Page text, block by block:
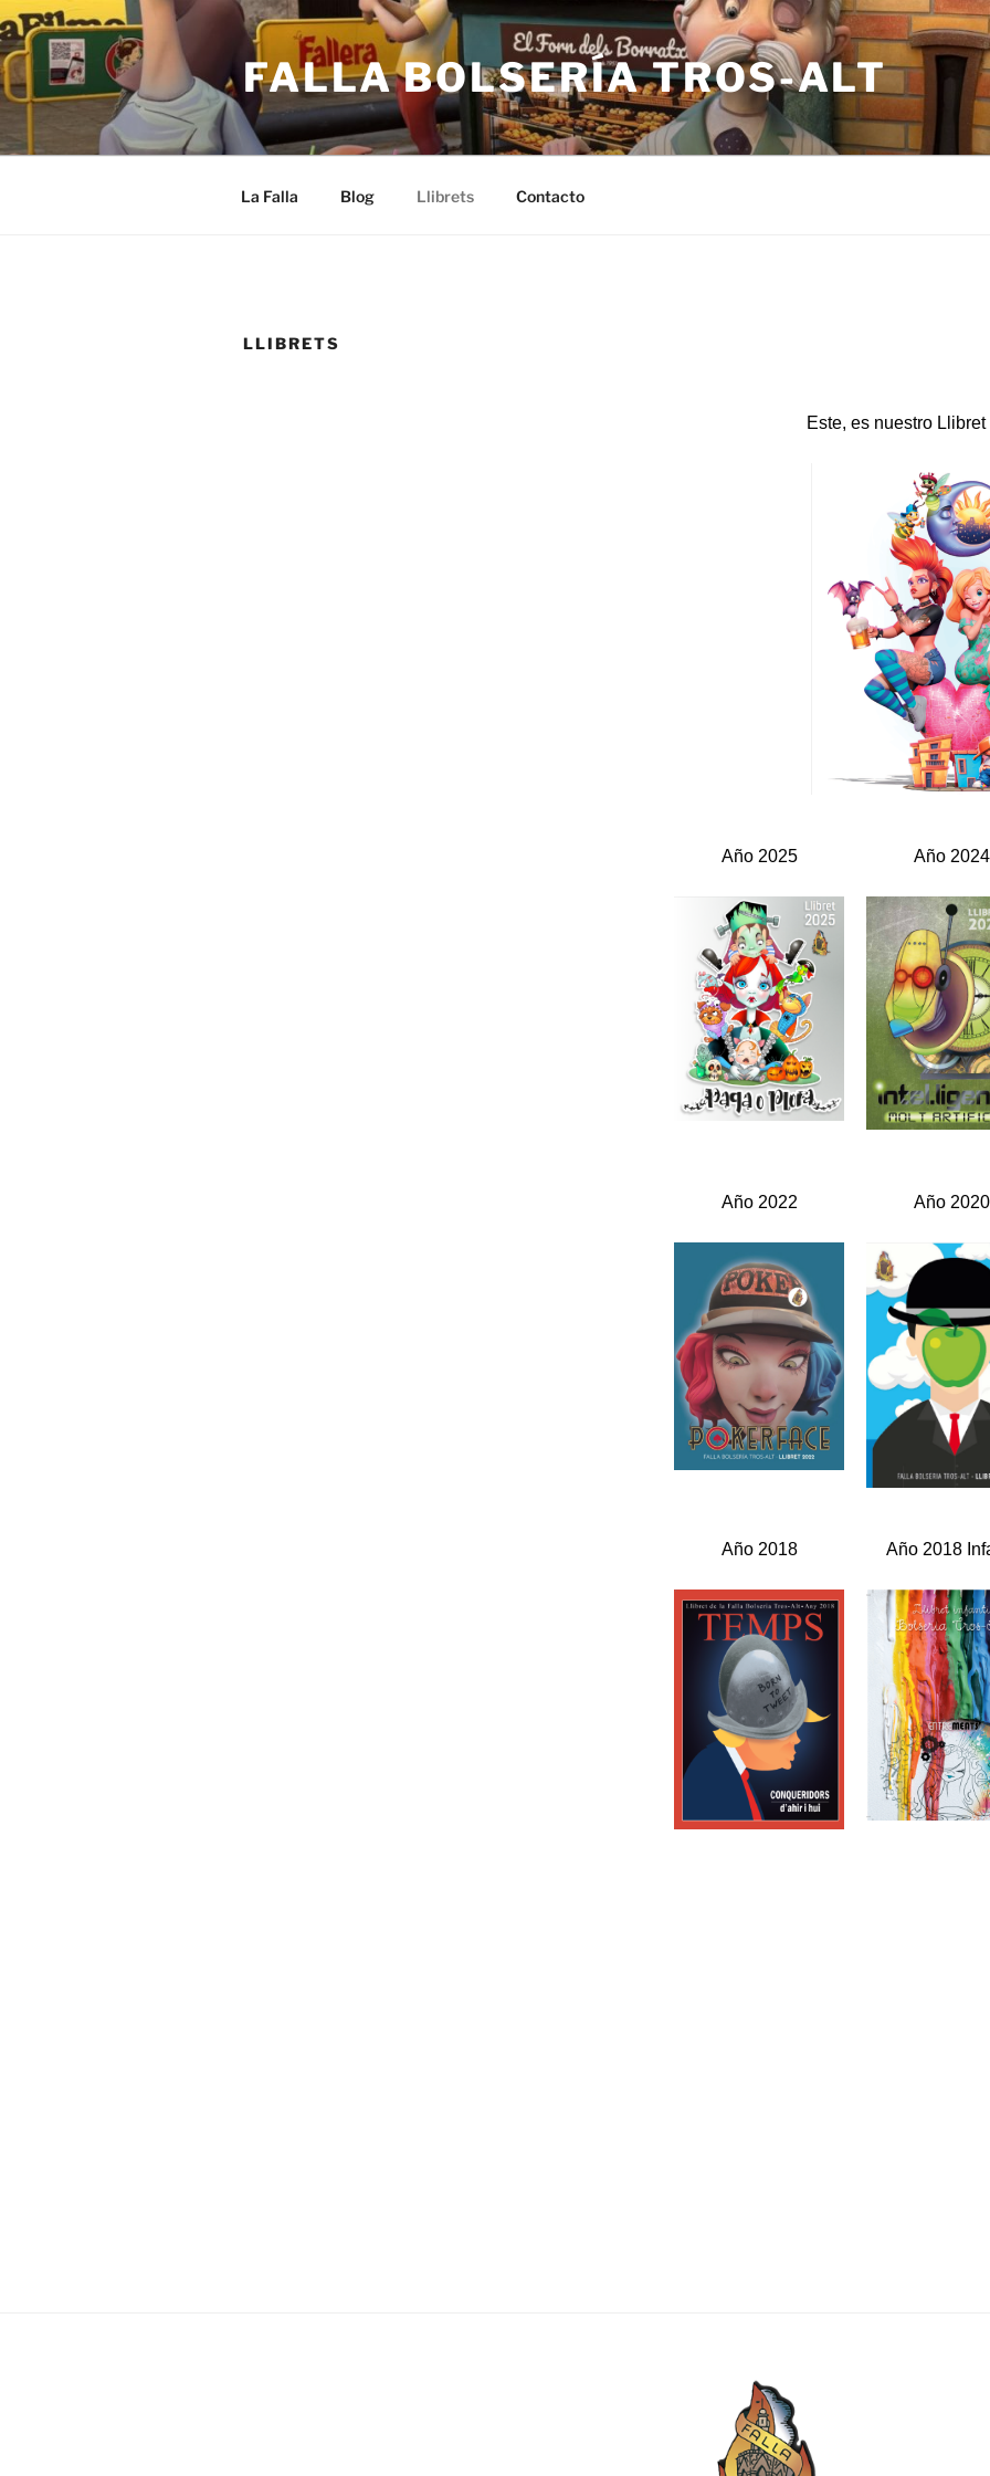
FALLA BOLSERÍA TROS-ALT
La Falla Blog Llibrets Contacto
LLIBRETS
Este, es nuestro
Año 2025 Año 2024
Año 2022 Año 2020
Año 2018 Año 2018